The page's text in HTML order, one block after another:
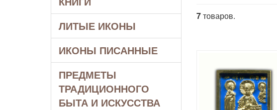
ЛИТЫЕ ИКОНЫ
ИКОНЫ ПИСАННЫЕ
ПРЕДМЕТЫ
ТРАДИЦИОННОГО
БЫТА И ИСКУССТВА
7товаров.